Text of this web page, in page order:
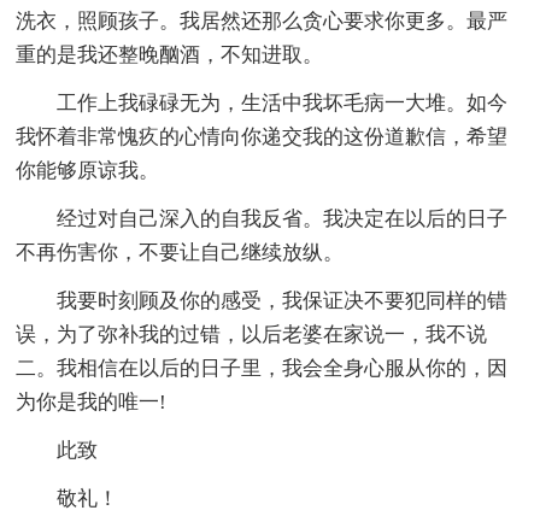
洗衣，照顾孩子。我居然还那么贪心要求你更多。最严
重的是我还整晚酗酒，不知进取。
工作上我碌碌无为，生活中我坏毛病一大堆。如今
我怀着非常愧疚的心情向你递交我的这份道歉信，希望
你能够原谅我。
经过对自己深入的自我反省。我决定在以后的日子
不再伤害你，不要让自己继续放纵。
我要时刻顾及你的感受，我保证决不要犯同样的错
误，为了弥补我的过错，以后老婆在家说一，我不说
二。我相信在以后的日子里，我会全身心服从你的，因
为你是我的唯一!
此致
敬礼！